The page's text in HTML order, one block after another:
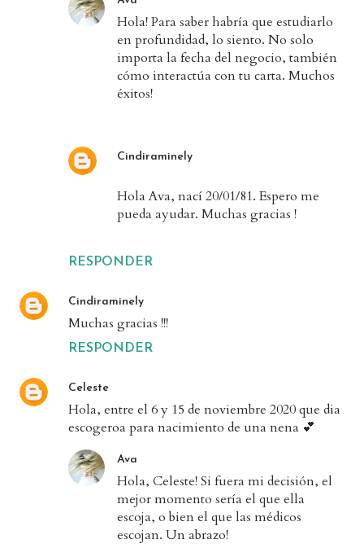
RESPONDER
Hola! Para saber habría que estudiarlo
en profundidad, lo siento. No solo
importa la fecha del negocio, también
cómo interactúa con tu carta. Muchos
éxitos!
Cindiraminely
Hola Ava, nací 20/01/81. Espero me
pueda ayudar. Muchas gracias !
Cindiraminely
Muchas gracias !!!
RESPONDER
Celeste
Hola, entre el 6 y 15 de noviembre 2020 que dia
escogeroa para nacimiento de una nena 💕
Ava
Hola, Celeste! Si fuera mi decisión, el
mejor momento sería el que ella
escoja, o bien el que las médicos
escojan. Un abrazo!